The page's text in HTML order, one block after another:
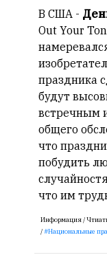
В США -
Out Your
праздника
будут
встречным
общего
что
побудить
что им
Информация /
/
Национальные